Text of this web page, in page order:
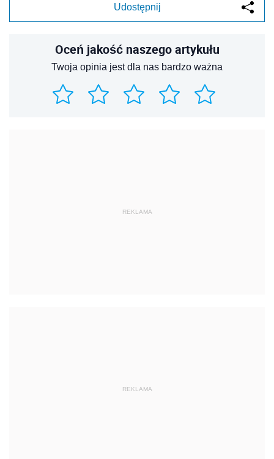
Udostępnij
Oceń jakość naszego artykułu
Twoja opinia jest dla nas bardzo ważna
REKLAMA
REKLAMA